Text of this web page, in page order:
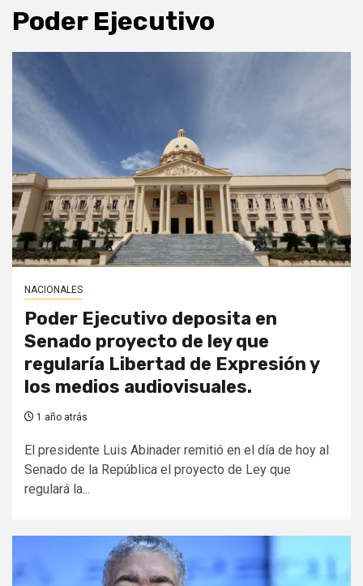
Poder Ejecutivo
NACIONALES
Poder Ejecutivo deposita en
Senado proyecto de ley que
regularía Libertad de Expresión y
los medios audiovisuales.
1 año atrás
El presidente Luis Abinader remitió en el día de hoy al
Senado de la República el proyecto de Ley que
regulará la...